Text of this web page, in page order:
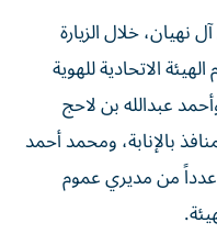
خلال الزيارة
الاتحادية للهوية
عبدالله بن لاحج
بالإنابة، ومحمد أحمد
وعدداً من مديري عموم